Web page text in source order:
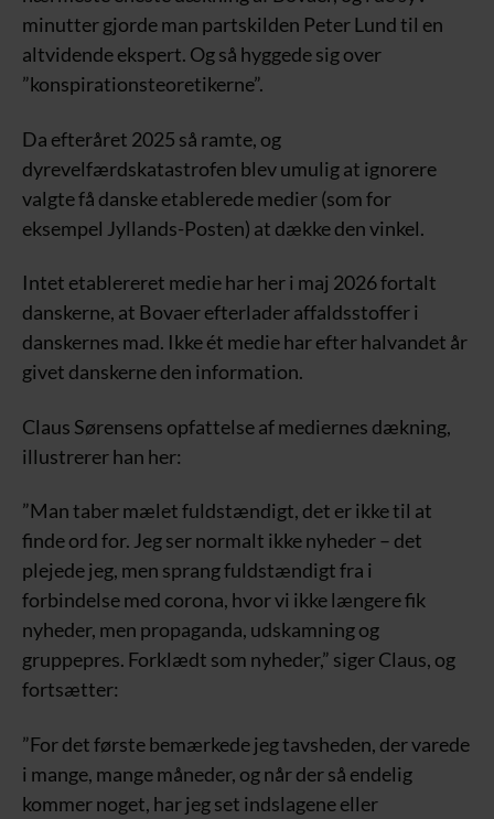
minutter gjorde man partskilden Peter Lund til en
altvidende ekspert. Og så hyggede sig over
”konspirationsteoretikerne”.
Da efteråret 2025 så ramte, og
dyrevelfærdskatastrofen blev umulig at ignorere
valgte få danske etablerede medier (som for
eksempel Jyllands-Posten) at dække den vinkel.
Intet etablereret medie har her i maj 2026 fortalt
danskerne, at Bovaer efterlader affaldsstoffer i
danskernes mad. Ikke ét medie har efter halvandet år
givet danskerne den information.
Claus Sørensens opfattelse af mediernes dækning,
illustrerer han her:
”Man taber mælet fuldstændigt, det er ikke til at
finde ord for. Jeg ser normalt ikke nyheder – det
plejede jeg, men sprang fuldstændigt fra i
forbindelse med corona, hvor vi ikke længere fik
nyheder, men propaganda, udskamning og
gruppepres. Forklædt som nyheder,” siger Claus, og
fortsætter:
”For det første bemærkede jeg tavsheden, der varede
i mange, mange måneder, og når der så endelig
kommer noget, har jeg set indslagene eller